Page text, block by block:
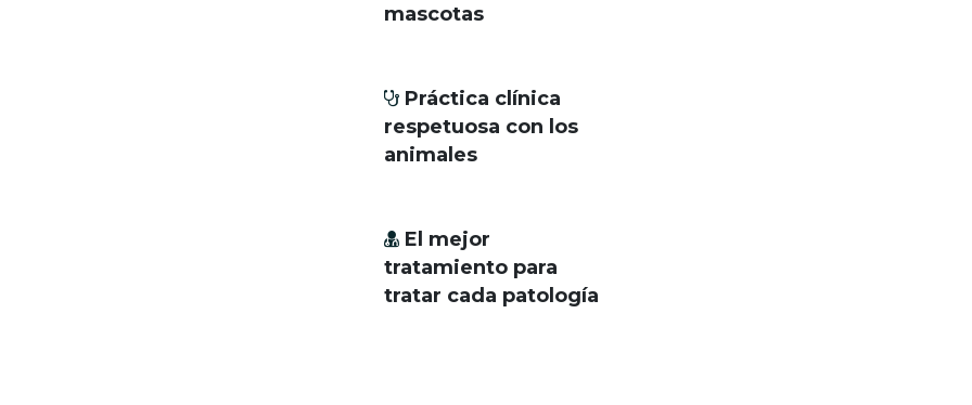
mascotas
Práctica clínica
respetuosa con los
animales
El mejor
tratamiento para
tratar cada patología